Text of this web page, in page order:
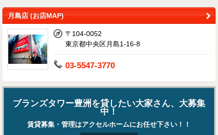
月島店 (お店MAP)
〒104-0052
東京都中央区月島1-16-8
03-5547-3770
ブランズタワー豊洲を貸したい大家さん、大募集
中！
賃貸募集・管理はアクセルホームにお任せ下さい！！